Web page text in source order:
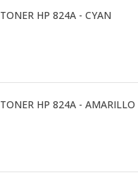
TONER HP 824A - CYAN
TONER HP 824A - AMARILLO